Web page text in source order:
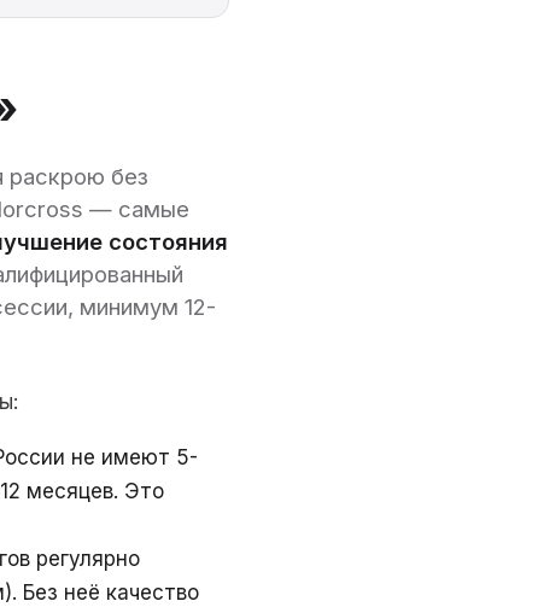
раскрою без
— самые
состояния
минимум 12-
не имеют 5-
месяцев. Это
регулярно
Без неё качество